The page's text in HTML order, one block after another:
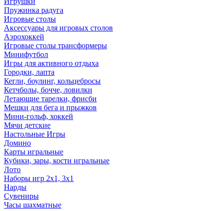
Пружинка радуга
Игровые столы
Аксессуары для игровых столов
Аэрохоккей
Игровые столы трансформеры
Минифутбол
Игры для активного отдыха
Городки, лапта
Кегли, боулинг, кольцебросы
Кетчболы, бочче, ловилки
Летающие тарелки, фрисби
Мешки для бега и прыжков
Мини-гольф, хоккей
Мячи детские
Настольные Игры
Домино
Карты игральные
Кубики, зары, кости игральные
Лото
Наборы игр 2х1, 3х1
Нарды
Сувениры
Часы шахматные